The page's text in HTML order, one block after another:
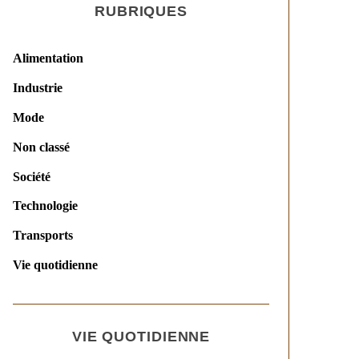
RUBRIQUES
Alimentation
Industrie
Mode
Non classé
Société
Technologie
Transports
Vie quotidienne
VIE QUOTIDIENNE